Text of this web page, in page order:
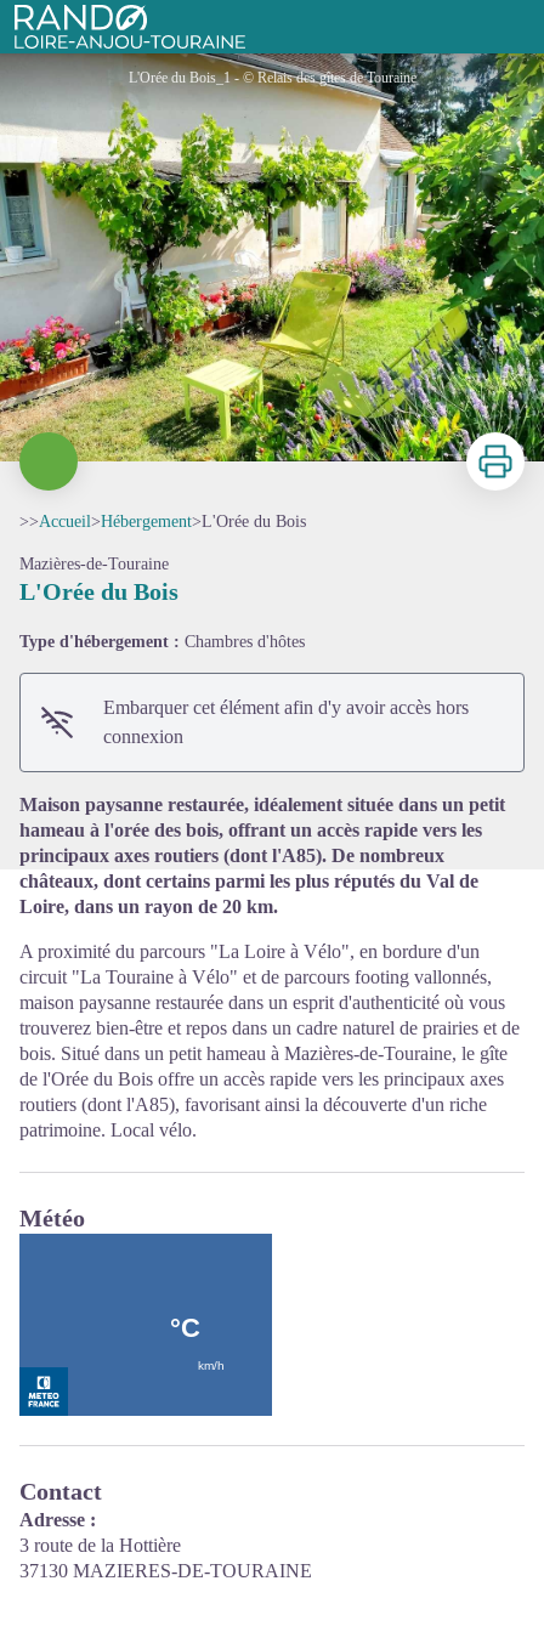
Rando Loire-Anjou-Touraine
L'Orée du Bois
L'Orée du Bois_1 - © Relais des gîtes de Touraine
Voir l'image en plein écran
Imprimer
>>Accueil>Hébergement>L'Orée du Bois
Mazières-de-Touraine
L'Orée du Bois
Type d'hébergement : Chambres d'hôtes
Embarquer cet élément afin d'y avoir accès hors
connexion
Maison paysanne restaurée, idéalement située dans un petit
hameau à l'orée des bois, offrant un accès rapide vers les
principaux axes routiers (dont l'A85). De nombreux
châteaux, dont certains parmi les plus réputés du Val de
Loire, dans un rayon de 20 km.
A proximité du parcours "La Loire à Vélo", en bordure d'un
circuit "La Touraine à Vélo" et de parcours footing vallonnés,
maison paysanne restaurée dans un esprit d'authenticité où vous
trouverez bien-être et repos dans un cadre naturel de prairies et de
bois. Situé dans un petit hameau à Mazières-de-Touraine, le gîte
de l'Orée du Bois offre un accès rapide vers les principaux axes
routiers (dont l'A85), favorisant ainsi la découverte d'un riche
patrimoine. Local vélo.
Météo
Contact
Adresse :
3 route de la Hottière
37130 MAZIERES-DE-TOURAINE